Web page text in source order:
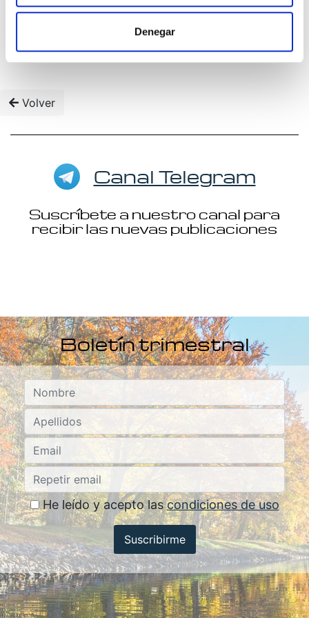
Denegar
Leer más / Ocultar
Volver
Canal Telegram
Suscríbete a nuestro canal para
recibir las nuevas publicaciones
Boletín trimestral
He leído y acepto lascondiciones de uso
Suscribirme